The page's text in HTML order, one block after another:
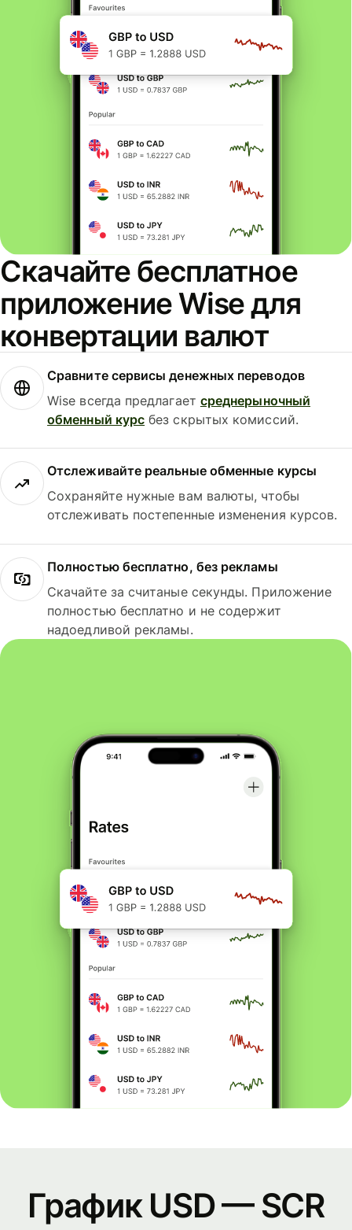
Скачайте бесплатное
приложение Wise для
конвертации валют
Сравните сервисы денежных переводов
Wise всегда предлагает среднерыночный
обменный курс без скрытых комиссий.
Отслеживайте реальные обменные курсы
Сохраняйте нужные вам валюты, чтобы
отслеживать постепенные изменения курсов.
Полностью бесплатно, без рекламы
Скачайте за считаные секунды. Приложение
полностью бесплатно и не содержит
надоедливой рекламы.
График USD — SCR